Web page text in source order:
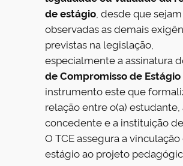
de estágio , desde que sejam
observadas as demais
previstas na legislação,
especialmente a assinatura
de Compromisso de Estágio
instrumento este que
relação entre o(a) estudante,
concedente e a instituição
O TCE assegura a
estágio ao projeto